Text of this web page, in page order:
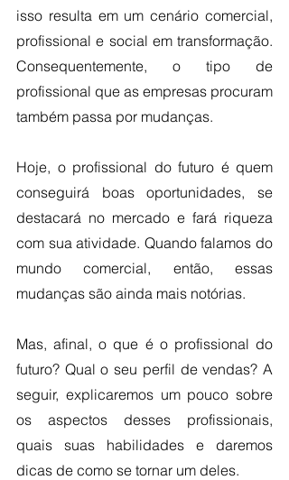
isso resulta em um cenário comercial,
profissional e social em transformação.
Consequentemente, o tipo de
profissional que as empresas procuram
também passa por mudanças.
Hoje, o profissional do futuro é quem
conseguirá boas oportunidades, se
destacará no mercado e fará riqueza
com sua atividade. Quando falamos do
mundo comercial, então, essas
mudanças são ainda mais notórias.
Mas, afinal, o que é o profissional do
futuro? Qual o seu perfil de vendas? A
seguir, explicaremos um pouco sobre
os aspectos desses profissionais,
quais suas habilidades e daremos
dicas de como se tornar um deles.